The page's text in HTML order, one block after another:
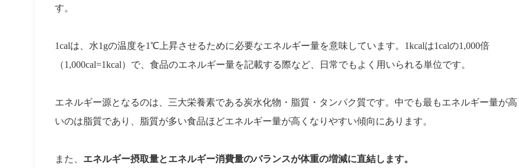
す。
1calは、水1gの温度を1℃上昇させるために必要なエネルギー量を意味しています。1kcalは1calの1,000倍
（1,000cal=1kcal）で、食品のエネルギー量を記載する際など、日常でもよく用いられる単位です。
エネルギー源となるのは、三大栄養素である炭水化物・脂質・タンパク質です。中でも最もエネルギー量が高
いのは脂質であり、脂質が多い食品ほどエネルギー量が高くなりやすい傾向にあります。
また、 エネルギー摂取量とエネルギー消費量のバランスが体重の増減に直結します。